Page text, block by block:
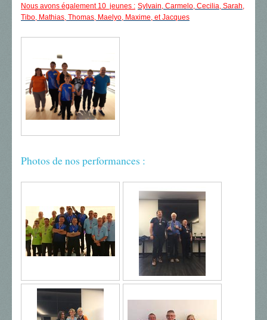
Nous avons également 10 jeunes : Sylvain, Carmelo, Cecilia, Sarah,
Tibo, Mathias, Thomas, Maelyo, Maxime, et Jacques
Photos de nos performances :